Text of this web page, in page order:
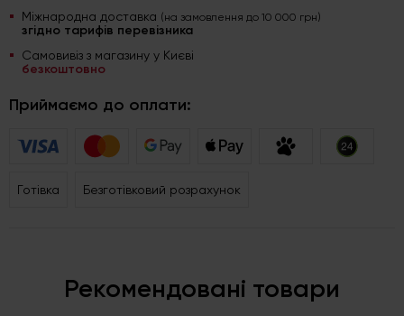
Міжнародна доставка (на замовлення до 10 000 грн)
згідно тарифів перевізника
Самовивіз з магазину у Києві
безкоштовно
Приймаємо до оплати:
Готівка Безготівковий розрахунок
Рекомендовані товари